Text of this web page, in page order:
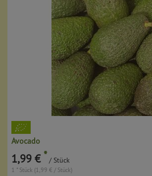
Avocado
1,99 € * / Stück
1 * Stück (1,99 € / Stück)